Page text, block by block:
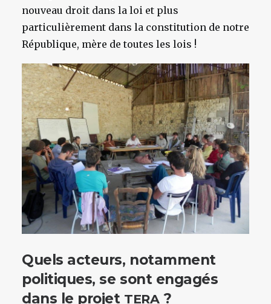
nouveau droit dans la loi et plus
particulièrement dans la constitution de notre
République, mère de toutes les lois !
Quels acteurs, notamment
politiques, se sont engagés
dans le projet TERA?